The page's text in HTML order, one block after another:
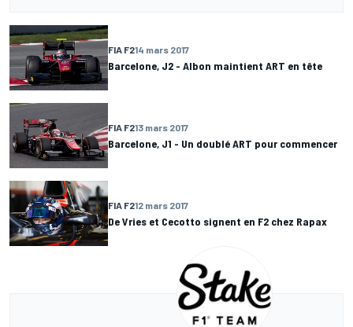
FIA F214 mars 2017
Barcelone, J2 - Albon maintient ART en tête
FIA F213 mars 2017
Barcelone, J1 - Un doublé ART pour commencer
FIA F212 mars 2017
De Vries et Cecotto signent en F2 chez Rapax